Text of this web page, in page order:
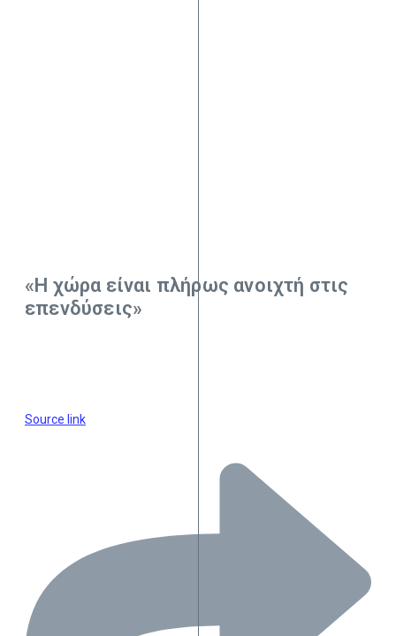
«Η χώρα είναι πλήρως ανοιχτή στις
επενδύσεις»
Source link